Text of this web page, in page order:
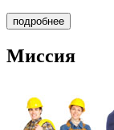
подробнее
Миссия